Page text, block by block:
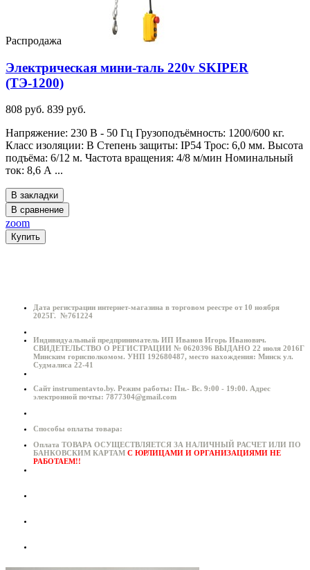
Распродажа
Электрическая мини-таль 220v SKIPER
(ТЭ-1200)
808 руб. 839 руб.
Напряжение: 230 В - 50 Гц Грузоподъёмность: 1200/600 кг.
Класс изоляции: B Степень защиты: IP54 Трос: 6,0 мм. Высота
подъёма: 6/12 м. Частота вращения: 4/8 м/мин Номинальный
ток: 8,6 А ...
В закладки
В сравнение
zoom
Купить
Дата регистрации интернет-магазина в торговом реестре от 10 ноября
2025Г. №761224
Индивидуальный предприниматель ИП Иванов Игорь Иванович.
СВИДЕТЕЛЬСТВО О РЕГИСТРАЦИИ № 0620396 ВЫДАНО 22 июля 2016Г
Минским горисполкомом. УНП 192680487, место нахождения: Минск ул.
Судмалиса 22-41
Сайт instrumentavto.by. Режим работы: Пн.- Вс. 9:00 - 19:00. Адрес
электронной почты: 7877304@gmail.com
Способы оплаты товара:
Оплата ТОВАРА ОСУЩЕСТВЛЯЕТСЯ ЗА НАЛИЧНЫЙ РАСЧЕТ ИЛИ ПО
БАНКОВСКИМ КАРТАМ С ЮРЛИЦАМИ И ОРГАНИЗАЦИЯМИ НЕ
РАБОТАЕМ!!